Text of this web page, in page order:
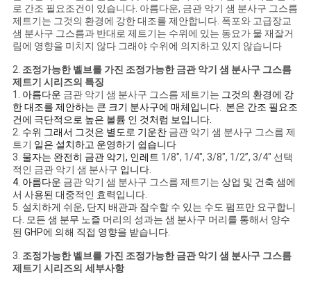
트
맵
PRIVACY
POLICY
로 간조 필요조건이 있습니다. 아름다운, 금관 악기 샘 분사구 그스름
제트기는 그것의 환경에 강한 대조를 제안합니다. 폭포와 고급장교
샘 분사구 그스름과 반대로 제트기는 수위에 있는 동요가 물 재잘거
림에 영향을 미치지 않다 그래야 수위에 의지하고 있지 않습니다
2. 조정가능한 벨브를 가진 조정가능한 금관 악기 샘 분사구 그스름
제트기 시리즈의 특징
1. 아름다운 금관 악기 샘 분사구 그스름 제트기는 그것의 환경에 강
한 대조를 제안하는 큰 크기 분사구에 매체입니다. 본은 간조 필요조
건에 극단적으로 높은 볼륨 인 것처럼 보입니다.
2. 수위 그래서 그것은 별도로 기운찬 금관 악기 샘 분사구 그스름 제
트기 일은 설치하고 운영하기 쉽습니다
3. 물자는 완전히 금관 악기, 인레트 1/8", 1/4", 3/8", 1/2”, 3/4" 선택
적인 금관 악기 샘 분사구 입니다.
4. 아름다운 금관 악기 샘 분사구 그스름 제트기는 상업 및 건축 샘에
서 사용된 대중적인 효력입니다.
5. 설치하게 쉬운, 단지 배관과 잠수할 수 있는 수도 펌프만 요구합니
다. 모든 샘 분무 노즐 머리의 성과는 샘 분사구 머리를 통해서 양수
된 GHP에 의해 직접 영향을 받습니다.
3. 조정가능한 벨브를 가진 조정가능한 금관 악기 샘 분사구 그스름
제트기 시리즈의 세부사항